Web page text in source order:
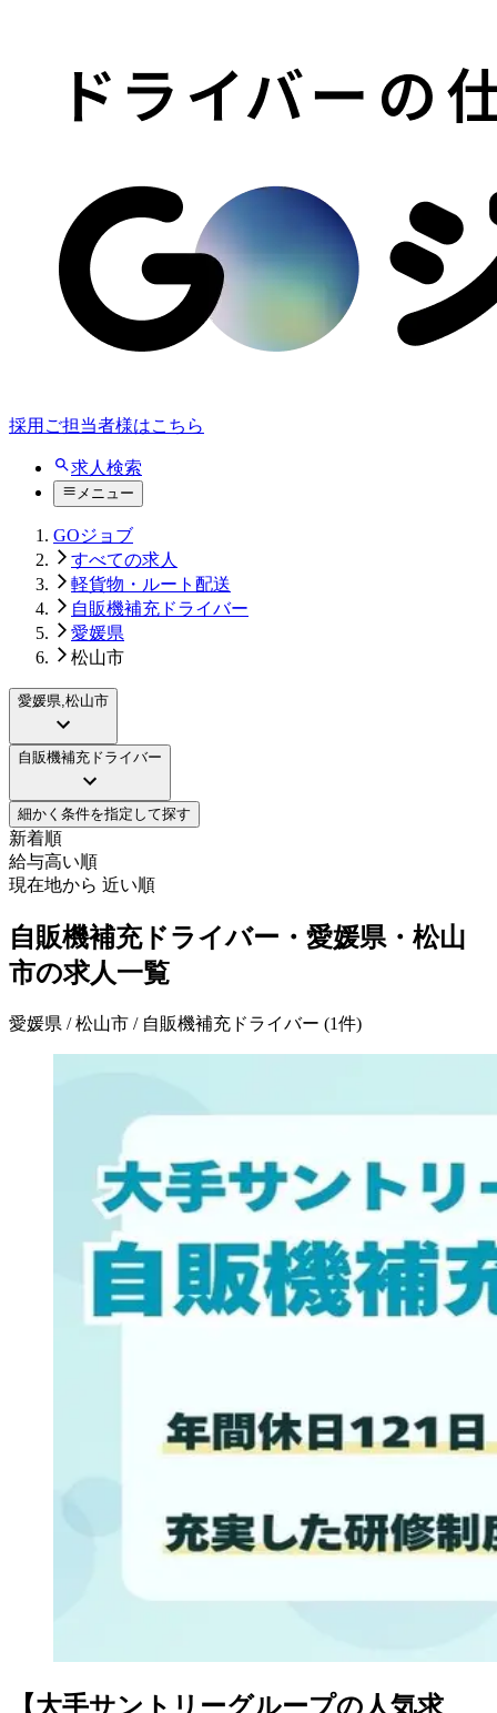
採用ご担当者様はこちら
求人検索
メニュー
GOジョブ
すべての求人
軽貨物・ルート配送
自販機補充ドライバー
愛媛県
松山市
愛媛県,松山市
自販機補充ドライバー
細かく条件を指定して探す
新着順
給与高い順
現在地から 近い順
自販機補充ドライバー・愛媛県・松山
市の求人一覧
愛媛県 / 松山市 / 自販機補充ドライバー (1件)
【大手サントリーグループの人気求